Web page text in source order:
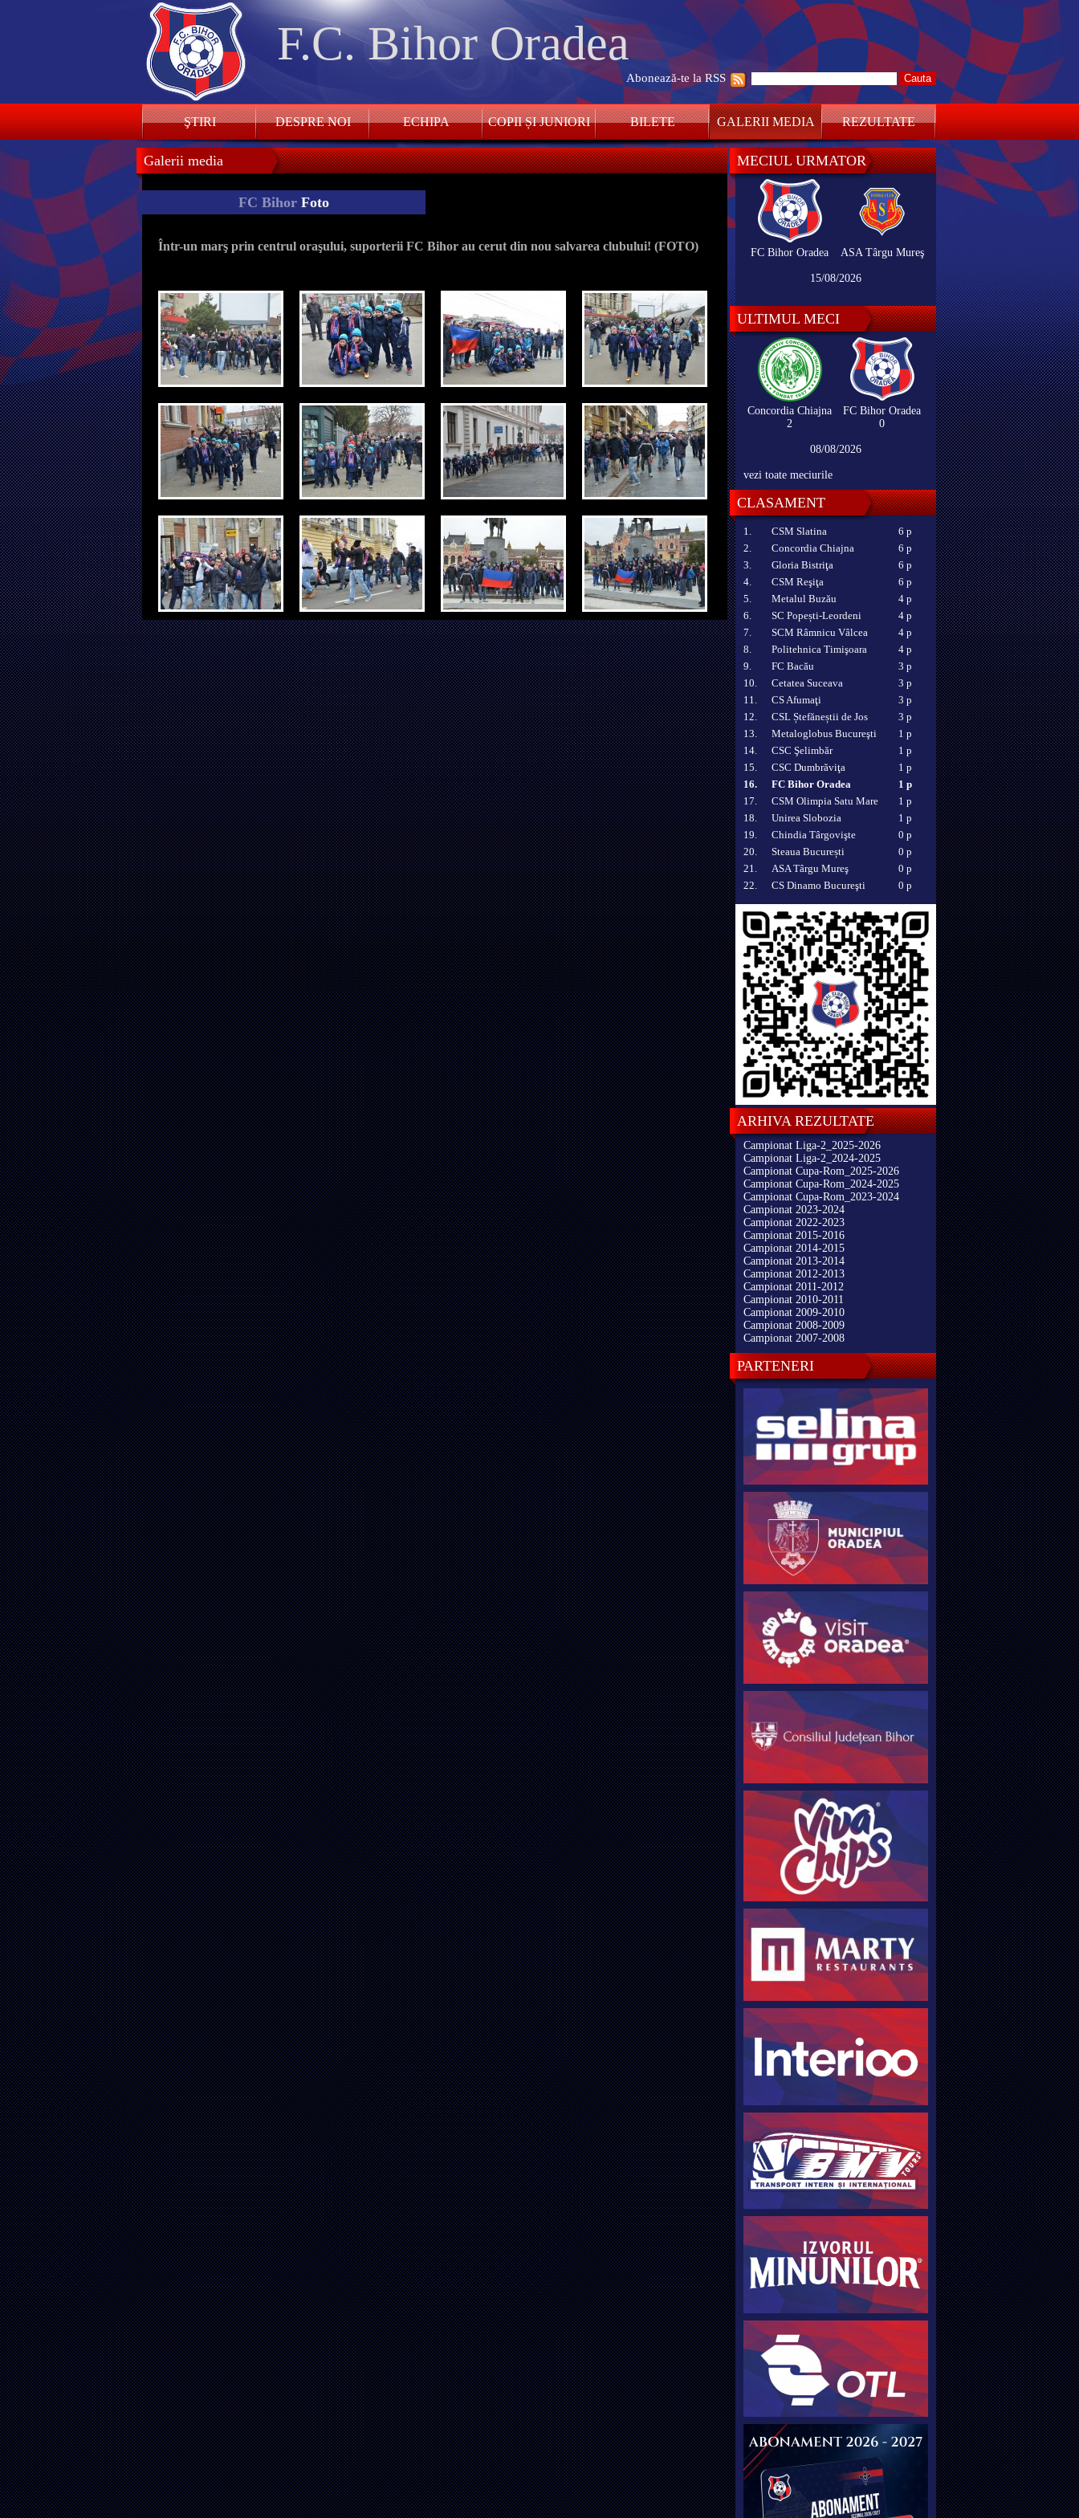
F.C. Bihor Oradea
Abonează-te la RSS
ŞTIRI DESPRE NOI ECHIPA COPII ȘI JUNIORI BILETE GALERII MEDIA REZULTATE
Galerii media
FC Bihor Foto
Într-un marş prin centrul oraşului, suporterii FC Bihor au cerut din nou salvarea clubului! (FOTO)
MECIUL URMATOR
FC Bihor Oradea ASA Târgu Mureş
15/08/2026
ULTIMUL MECI
Concordia Chiajna
2
FC Bihor Oradea
0
08/08/2026
vezi toate meciurile
CLASAMENT
1. CSM Slatina
6 p
2.
Concordia Chiajna
6 p
3.
Gloria Bistriţa
6 p
4.
CSM Reşiţa
6 p
5.
Metalul Buzău
4 p
6.
SC Popești-Leordeni
4 p
7.
SCM Râmnicu Vâlcea
4 p
8.
Politehnica Timişoara
4 p
9.
FC Bacău
3 p
10.
Cetatea Suceava
3 p
11.
CS Afumaţi
3 p
12.
CSL Ștefăneștii de Jos
3 p
13.
Metaloglobus Bucureşti
1 p
14.
CSC Şelimbăr
1 p
15.
CSC Dumbrăviţa
1 p
16.
FC Bihor Oradea
1 p
17.
CSM Olimpia Satu Mare
1 p
18.
Unirea Slobozia
1 p
19.
Chindia Târgovişte
0 p
20.
Steaua București
0 p
21.
ASA Târgu Mureş
0 p
22.
CS Dinamo Bucureşti 0 p
ARHIVA REZULTATE
Campionat Liga-2_2025-2026
Campionat Liga-2_2024-2025
Campionat Cupa-Rom_2025-2026
Campionat Cupa-Rom_2024-2025
Campionat Cupa-Rom_2023-2024
Campionat 2023-2024
Campionat 2022-2023
Campionat 2015-2016
Campionat 2014-2015
Campionat 2013-2014
Campionat 2012-2013
Campionat 2011-2012
Campionat 2010-2011
Campionat 2009-2010
Campionat 2008-2009
Campionat 2007-2008
PARTENERI